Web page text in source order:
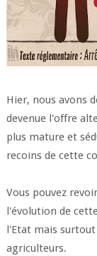
Hier, nous avons
devenue l'offre
plus mature et
recoins de cette
Vous pouvez
l'évolution de
l'Etat mais
agriculteurs.